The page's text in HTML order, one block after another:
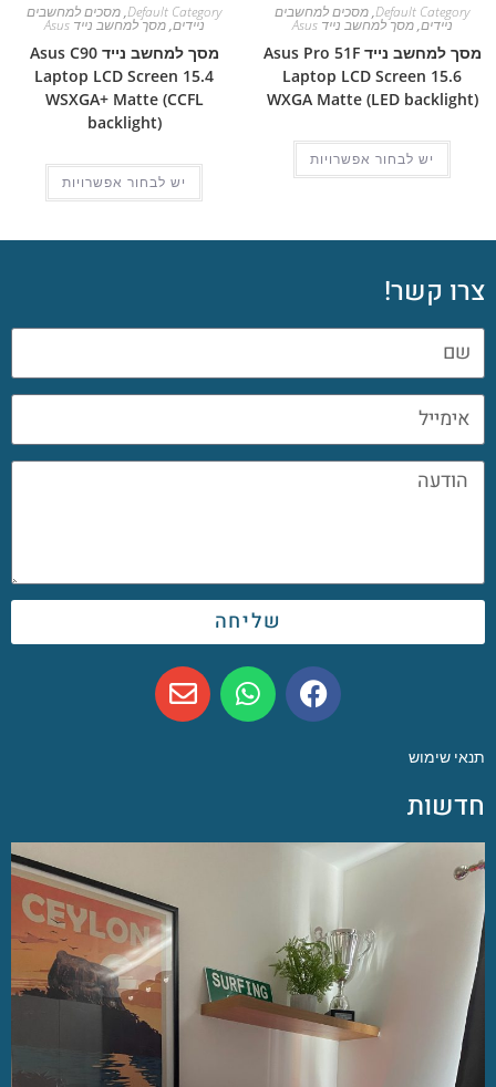
Default Category
,מסכים למחשבים
ניידים,מסך למחשב נייד Asus
מסך למחשב נייד Asus Pro 51F
Laptop LCD Screen 15.6
WXGA Matte (LED backlight)
יש לבחור אפשרויות
Default Category
,מסכים למחשבים
ניידים,מסך למחשב נייד Asus
מסך למחשב נייד Asus C90
Laptop LCD Screen 15.4
WSXGA+ Matte (CCFL
backlight)
יש לבחור אפשרויות
צרו קשר!
שליחה
תנאי שימוש
חדשות